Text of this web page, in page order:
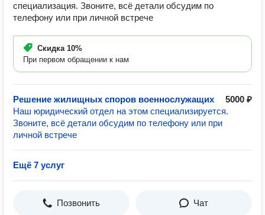
специализация. Звоните, всё детали обсудим по
телефону или при личной встрече
Скидка 10%
При первом обращении к нам
Решение жилищных споров военнослужащих
5000 ₽
Наш юридический отдел на этом специализируется.
Звоните, всё детали обсудим по телефону или при
личной встрече
Ещё 7 услуг
Позвонить Чат